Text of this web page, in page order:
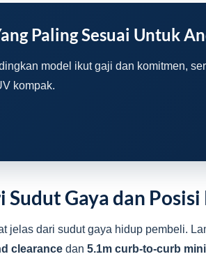
Paling Sesuai Untuk
model ikut gaji dan komitmen,
kompak.
Gaya dan Posisi
jelas dari sudut gaya hidup pembeli.
clearance dan 5.1m curb-to-curb